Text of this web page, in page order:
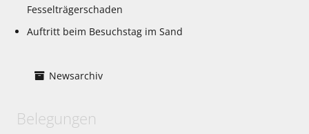
Fesselträgerschaden
Auftritt beim Besuchstag im Sand
Newsarchiv
Belegungen